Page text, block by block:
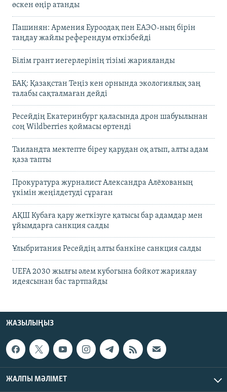
өскен өңір атанды
Пашинян: Армения Еуроодақ пен ЕАЭО-ның бірін
таңдау жайлы референдум өткізбейді
Білім грант иегерлерінің тізімі жарияланды
БАҚ: Қазақстан Теңіз кен орнында экологиялық заң
талабы сақталмаған дейді
Ресейдің Екатеринбург қаласында дрон шабуылынан
соң Wildberries қоймасы өртенді
Таиландта мектепте біреу қарудан оқ атып, алты адам
қаза тапты
Прокуратура журналист Александра Алёхованың
үкімін жеңілдетуді сұраған
АҚШ Кубаға қару жеткізуге қатысы бар адамдар мен
ұйымдарға санкция салды
Ұлыбритания Ресейдің алты банкіне санкция салды
UEFA 2030 жылғы әлем кубогына бойкот жариялау
идеясынан бас тартпайды
ЖАЗЫЛЫҢЫЗ
ЖАЛПЫ МӘЛІМЕТ